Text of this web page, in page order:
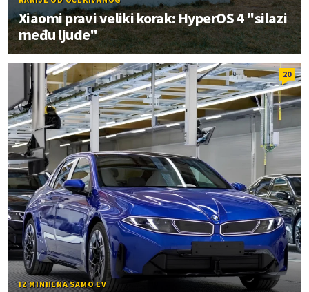
Xiaomi pravi veliki korak: HyperOS 4 "silazi
među ljude"
20
IZ MINHENA SAMO EV